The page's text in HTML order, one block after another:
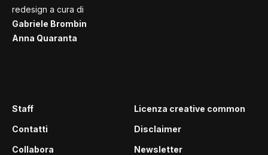
redesign a cura di
Gabriele Brombin
Anna Quaranta
Staff
Contatti
Collabora
Licenza creative common
Disclaimer
Newsletter